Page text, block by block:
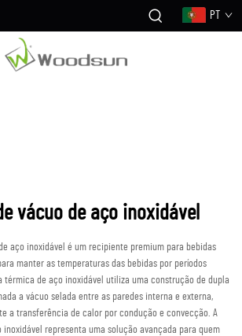
PT
vácuo de aço inoxidável
aço inoxidável é um recipiente premium para bebidas
manter as temperaturas das bebidas por períodos
térmica de aço inoxidável utiliza uma construção de dupla
a vácuo selada entre as paredes interna e externa,
a transferência de calor por condução e convecção. A
representa uma solução avançada para quem